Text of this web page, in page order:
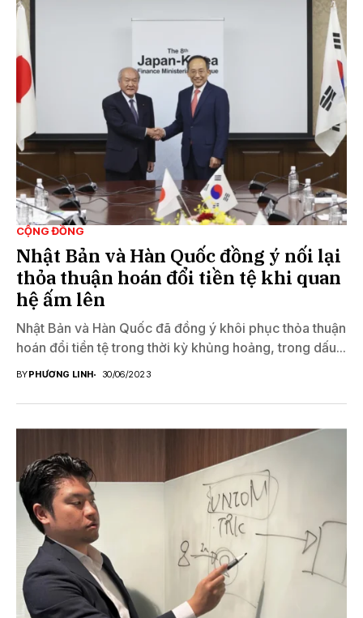
CỘNG ĐỒNG
Nhật Bản và Hàn Quốc đồng ý nối lại
thỏa thuận hoán đổi tiền tệ khi quan
hệ ấm lên
Nhật Bản và Hàn Quốc đã đồng ý khôi phục thỏa thuận
hoán đổi tiền tệ trong thời kỳ khủng hoảng, trong dấu...
BYPHƯƠNG LINH 30/06/2023